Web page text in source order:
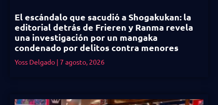
El escándalo que sacudió a Shogakukan: la
editorial detrás de Frieren y Ranma revela
una investigación por un mangaka
condenado por delitos contra menores
Yoss Delgado 7 agosto, 2026